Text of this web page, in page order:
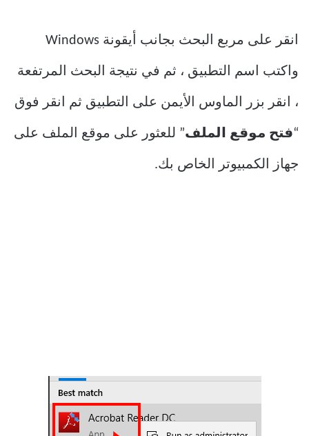
انقر على مربع البحث بجانب أيقونة Windows
واكتب اسم التطبيق ، ثم في نتيجة البحث المرتفعة
، انقر بزر الماوس الأيمن على التطبيق ثم انقر فوق
“فتح موقع الملف” للعثور على موقع الملف على
جهاز الكمبيوتر الخاص بك.